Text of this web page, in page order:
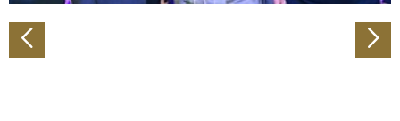
Verwendung unserer Website an unsere Partner für
soziale Medien, Werbung und Analysen weiter. Unsere
Partner führen diese Informationen möglicherweise mit